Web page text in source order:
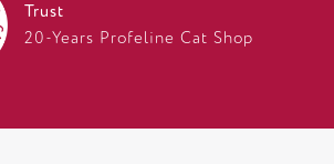
Trust
20-Years Profeline Cat Shop